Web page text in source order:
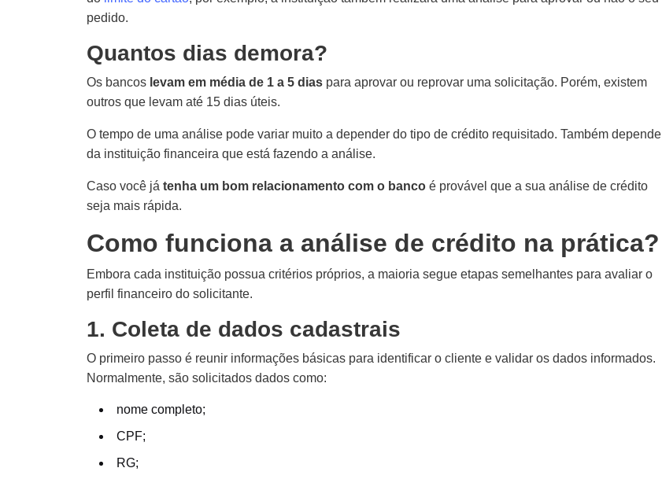
pedido.
Quantos dias demora?
Os bancos levam em média de 1 a 5 dias para aprovar ou reprovar uma solicitação. Porém, existem
outros que levam até 15 dias úteis.
O tempo de uma análise pode variar muito a depender do tipo de crédito requisitado. Também depende
da instituição financeira que está fazendo a análise.
Caso você já tenha um bom relacionamento com o banco é provável que a sua análise de crédito
seja mais rápida.
Como funciona a análise de crédito na prática?
Embora cada instituição possua critérios próprios, a maioria segue etapas semelhantes para avaliar o
perfil financeiro do solicitante.
1. Coleta de dados cadastrais
O primeiro passo é reunir informações básicas para identificar o cliente e validar os dados informados.
Normalmente, são solicitados dados como:
nome completo;
CPF;
RG;